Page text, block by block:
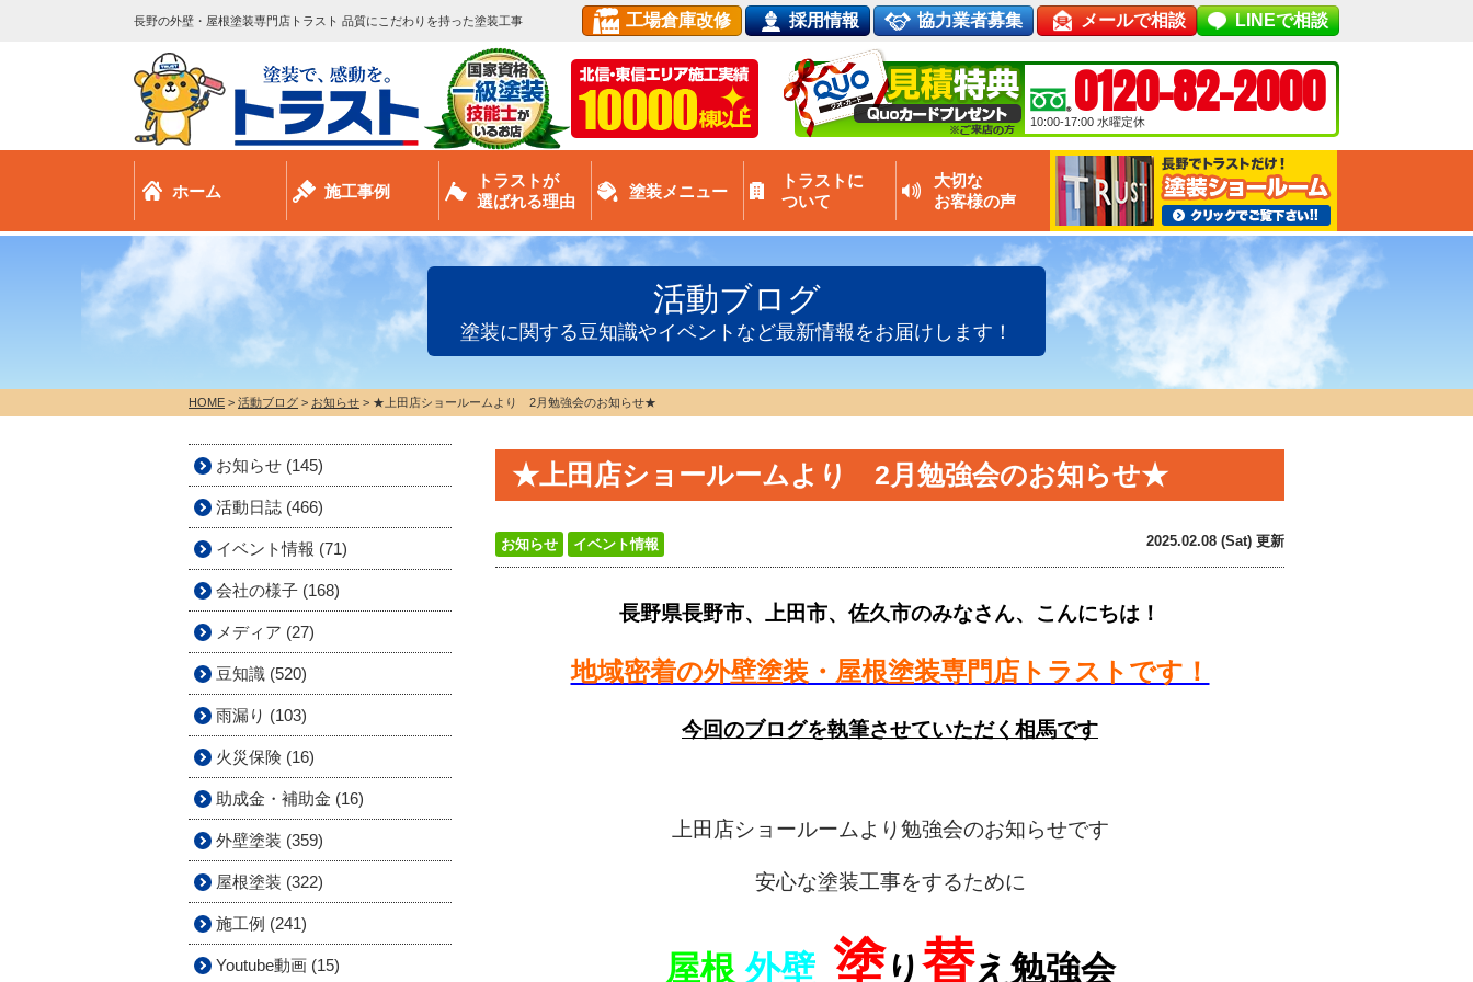
長野の外壁・屋根塗装専門店トラスト 品質にこだわりを持った塗装工事 工場倉庫改修 採用情報 協力業者募集 メールで相談 LINEで相談
0120-82-2000
10:00-17:00 水曜定休
ホーム 施工事例
トラストが
選ばれる理由
塗装メニュー
トラストに
ついて
大切な
お客様の声
活動ブログ
塗装に関する豆知識やイベントなど最新情報をお届けします！
HOME > 活動ブログ > お知らせ > ★上田店ショールームより 2月勉強会のお知らせ★
★上田店ショールームより 2月勉強会のお知らせ★
お知らせ イベント情報 2025.02.08 (Sat) 更新
長野県長野市、上田市、佐久市のみなさん、こんにちは！
地域密着の外壁塗装・屋根塗装専門店トラストです！
今回のブログを執筆させていただく相馬です
上田店ショールームより勉強会のお知らせです
安心な塗装工事をするために
屋根 外壁 塗 り替え勉強会
お知らせ (145)
活動日誌 (466)
イベント情報 (71)
会社の様子 (168)
メディア (27)
豆知識 (520)
雨漏り (103)
火災保険 (16)
助成金・補助金 (16)
外壁塗装 (359)
屋根塗装 (322)
施工例 (241)
Youtube動画 (15)